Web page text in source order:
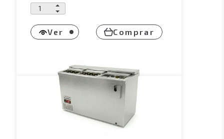
Ver Comprar